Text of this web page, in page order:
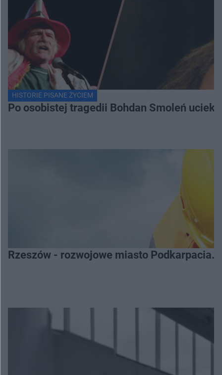
HISTORIE PISANE ŻYCIEM
Po osobistej tragedii Bohdan Smoleń
Rzeszów - rozwojowe miasto Podkarpacia.